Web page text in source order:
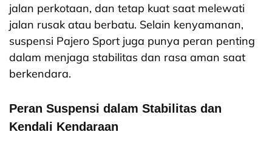
jalan perkotaan, dan tetap kuat saat melewati
jalan rusak atau berbatu. Selain kenyamanan,
suspensi Pajero Sport juga punya peran penting
dalam menjaga stabilitas dan rasa aman saat
berkendara.
Peran Suspensi dalam Stabilitas dan
Kendali Kendaraan